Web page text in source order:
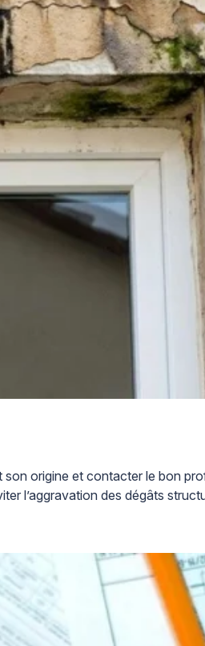
origine et contacter le bon
l’aggravation des dégâts